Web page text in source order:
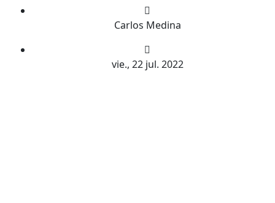
Carlos Medina
vie., 22 jul. 2022